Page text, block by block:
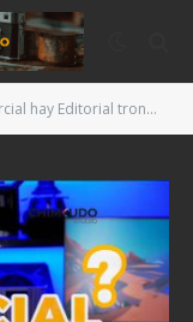
Editorial trong Photography